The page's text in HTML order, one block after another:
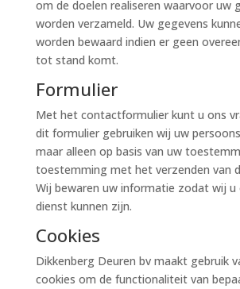
om de doelen realiseren waarvoor uw
worden verzameld. Uw gegevens
worden bewaard indien er geen
tot stand komt.
Formulier
Met het contactformulier kunt u ons
dit formulier gebruiken wij uw
maar alleen op basis van uw
toestemming met het verzenden van
Wij bewaren uw informatie zodat wij u
dienst kunnen zijn.
Cookies
Dikkenberg Deuren bv maakt gebruik
cookies om de functionaliteit van